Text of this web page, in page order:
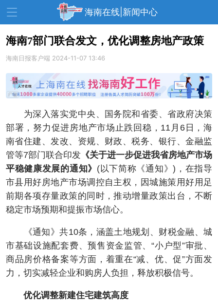
海南在线|新闻中心
资讯中心 热点 旅游
文体 财经
教育 健康 房产
家装 交通 美食
生活 演出 活动
展会 走读海南 周末去哪儿
人才在线 天涯企服
海南7部门联合发文，优化调整房地产政策
海南日报客户端 2024-11-07 13:46
为深入落实党中央、国务院和省委、省政府决策
部署，努力促进房地产市场止跌回稳，11月6日，海
南省住建、发改、资规、财政、税务、银行、金融监
管等7部门联合印发 《关于进一步促进我省房地产市场
平稳健康发展的通知》 (以下简称《通知》)，在指导
市县用好房地产市场调控自主权，因城施策用好用足
前期各项存量政策的同时，推动增量政策出台，不断
稳定市场预期和提振市场信心。
《通知》共10条，涵盖土地规划、财税金融、城
市基础设施配套费、预售资金监管、“小户型”审批、
商品房价格备案等方面，着重在“减、优、促”方面发
力，切实减轻企业和购房人负担，释放积极信号。
优化调整新建住宅建筑高度